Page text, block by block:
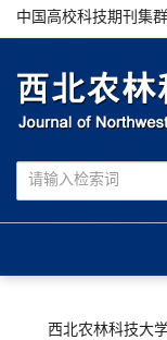
中国高校科技期刊集
西北农林科技大